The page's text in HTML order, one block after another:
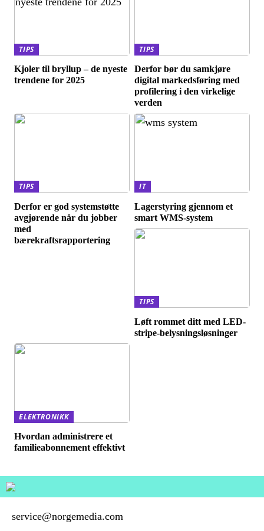
TIPS
Kjoler til bryllup – de nyeste
trendene for 2025
TIPS
Derfor bør du samkjøre
digital markedsføring med
profilering i den virkelige
verden
TIPS
Derfor er god systemstøtte
avgjørende når du jobber
med
bærekraftsrapportering
IT
Lagerstyring gjennom et
smart WMS-system
TIPS
Løft rommet ditt med LED-
stripe-belysningsløsninger
ELEKTRONIKK
Hvordan administrere et
familieabonnement effektivt
service@norgemedia.com